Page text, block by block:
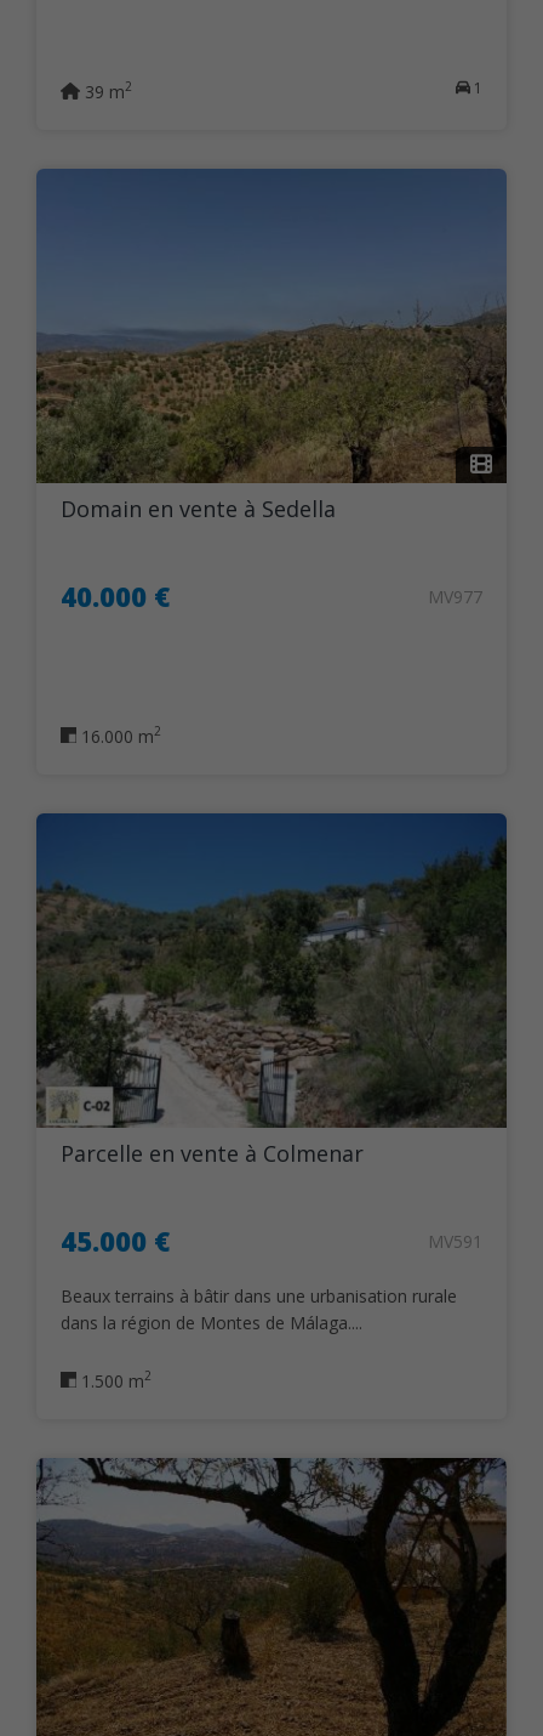
1
39 m2
Domain en vente à Sedella
40.000 € MV977
16.000 m2
Parcelle en vente à Colmenar
45.000 € MV591
Beaux terrains à bâtir dans une urbanisation rurale
dans la région de Montes de Málaga....
1.500 m2